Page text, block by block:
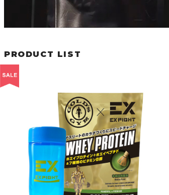
PRODUCT LIST